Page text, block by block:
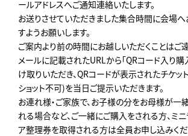
ールアドレスへご通知連絡いたします。
お送りさせていただきました集合時間に会場へ
すようお願いします。
ご案内より前の時間にお越しいただくことはご
メールに記載されたURLから「QRコード入り購
け取りいただき、QRコードが表示されたチケッ
ショット不可)を当日ご提示いただきます。
お連れ様・ご家族で、お子様の分をお母様が一
れる場合など、ご一緒にご購入をされる方、ミ
ア整理券を取得される方は全員お申し込みくだ